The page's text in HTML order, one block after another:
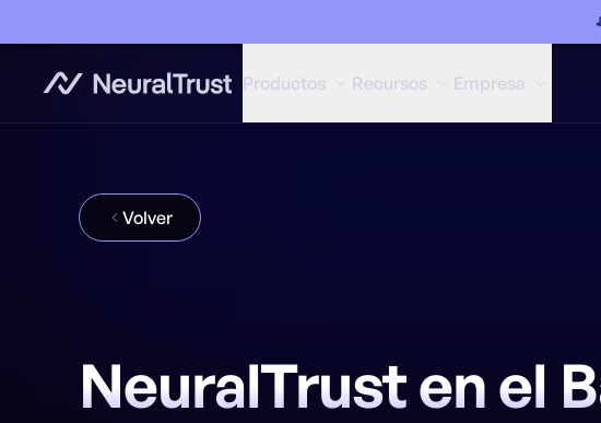
Productos Recursos Empresa
Volver
NeuralTrust en el